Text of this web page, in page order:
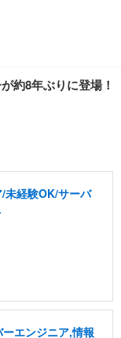
約8年ぶりに登場！
/未経験OK/サーバ
エンジニア,情報